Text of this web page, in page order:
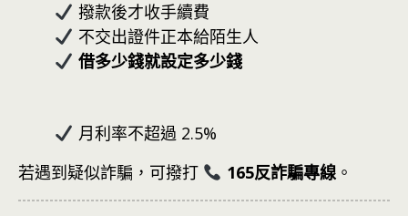
撥款後才收手續費
不交出證件正本給陌生人
借多少錢就設定多少錢
月利率不超過 2.5%
若遇到疑似詐騙，可撥打
165反詐騙專線。